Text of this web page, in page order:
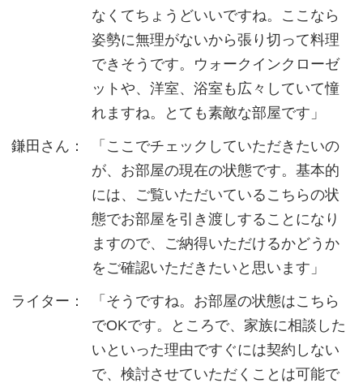
なくてちょうどいいですね。ここなら
姿勢に無理がないから張り切って料理
できそうです。ウォークインクローゼ
ットや、洋室、浴室も広々していて憧
れますね。とても素敵な部屋です」
鎌田さん：
「ここでチェックしていただきたいの
が、お部屋の現在の状態です。基本的
には、ご覧いただいているこちらの状
態でお部屋を引き渡しすることになり
ますので、ご納得いただけるかどうか
をご確認いただきたいと思います」
ライター：
「そうですね。お部屋の状態はこちら
でOKです。ところで、家族に相談した
いといった理由ですぐには契約しない
で、検討させていただくことは可能で